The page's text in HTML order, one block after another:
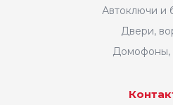
Автоключи и
Двери,